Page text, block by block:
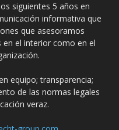
siguientes 5 años en
informativa que
que asesoramos
el interior como en el
equipo; transparencia;
de las normas legales
veraz.